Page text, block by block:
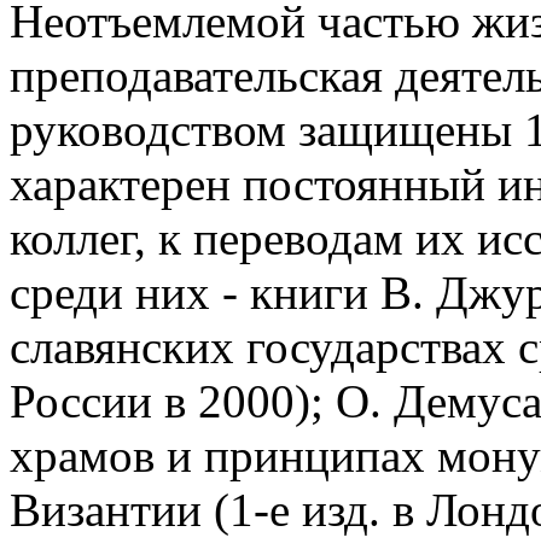
Неотъемлемой частью
преподавательская
руководством защищены
характерен постоянный
коллег, к переводам их
среди них - книги В.
славянских государствах
России в 2000); О.
храмов и принципах
Византии (1-е изд. в